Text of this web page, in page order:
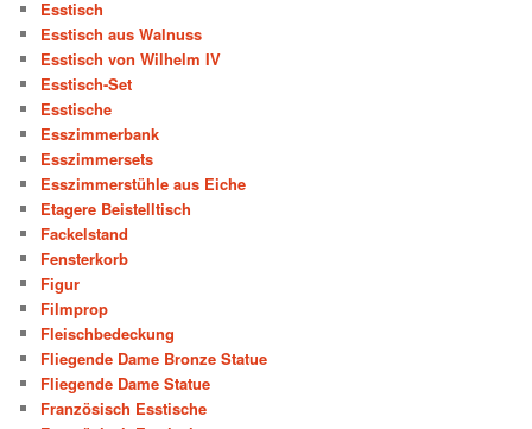
Esstisch
Esstisch aus Walnuss
Esstisch von Wilhelm IV
Esstisch-Set
Esstische
Esszimmerbank
Esszimmersets
Esszimmerstühle aus Eiche
Etagere Beistelltisch
Fackelstand
Fensterkorb
Figur
Filmprop
Fleischbedeckung
Fliegende Dame Bronze Statue
Fliegende Dame Statue
Französisch Esstische